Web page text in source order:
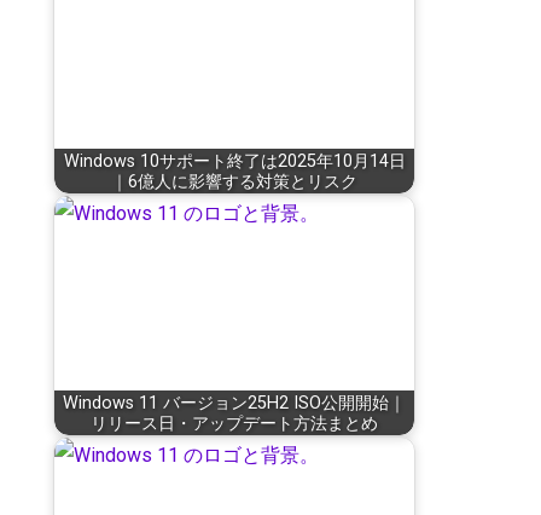
Windows 10サポート終了は2025年10月14日
｜6億人に影響する対策とリスク
Windows 11 バージョン25H2 ISO公開開始｜
リリース日・アップデート方法まとめ